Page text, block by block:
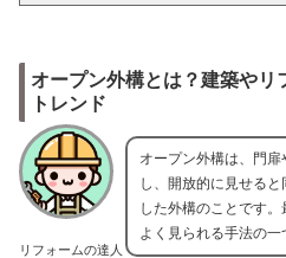
オープン外構とは？建築やリ
トレンド
リフォームの達人
オープン外構は、門
し、開放的に見せる
した外構のことです。
よく見られる手法の一